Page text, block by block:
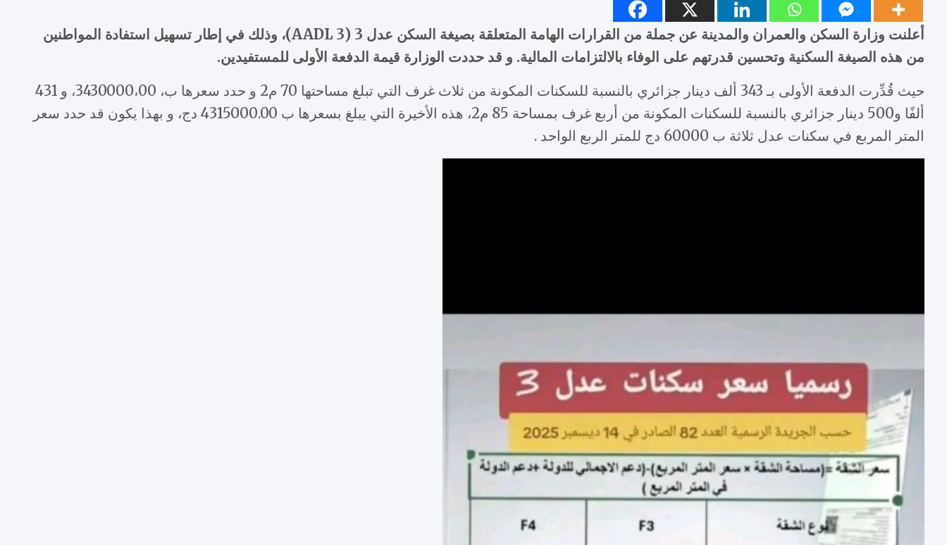
أعلنت وزارة السكن والعمران والمدينة عن جملة من القرارات الهامة المتعلقة بصيغة السكن عدل 3 (AADL 3)، وذلك في إطار تسهيل استفادة المواطنين
من هذه الصيغة السكنية وتحسين قدرتهم على الوفاء بالالتزامات المالية. و قد حددت الوزارة قيمة الدفعة الأولى للمستفيدين.
حيث قُدِّرت الدفعة الأولى بـ 343 ألف دينار جزائري بالنسبة للسكنات المكونة من ثلاث غرف التي تبلغ مساحتها 70 م2 و حدد سعرها ب، 3430000،00، و 431
ألفًا و500 دينار جزائري بالنسبة للسكنات المكونة من أربع غرف بمساحة 85 م2، هذه الأخيرة التي يبلغ بسعرها ب 4315000.00 دج، و بهذا يكون قد حدد سعر
المتر المربع في سكنات عدل ثلاثة ب 60000 دج للمتر الربع الواحد .